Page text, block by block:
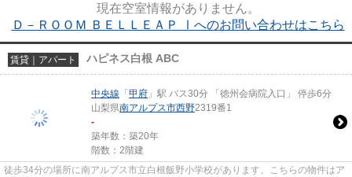
現在空室情報がありません。
Ｄ－ＲＯＯＭ ＢＥＬＬＥＡＰ Ⅰへのお問い合わせはこちら
賃貸｜アパート ハピネス白根 ABC
中央線 「 甲府 」駅 バス30分 「徳州会病院入口」 停歩6分
山梨県南アルプス市西野2319番1
-
築年数：築20年
階数：2階建
徒歩34分の場所に南アルプス市立白根飯野小学校があります。こちらの物件はア